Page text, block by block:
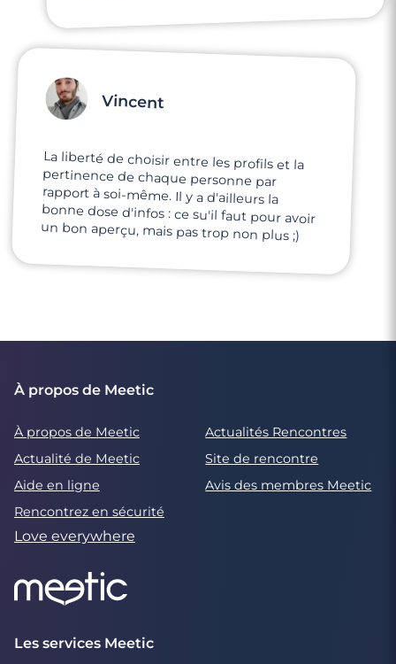
Vincent
La liberté de choisir entre les profils et la
pertinence de chaque personne par
rapport à soi-même. Il y a d'ailleurs la
bonne dose d'infos : ce su'il faut pour avoir
un bon aperçu, mais pas trop non plus ;)
À propos de Meetic
À propos de Meetic
Actualités Rencontres
Actualité de Meetic
Site de rencontre
Aide en ligne
Avis des membres Meetic
Rencontrez en sécurité
Love everywhere
Les services Meetic